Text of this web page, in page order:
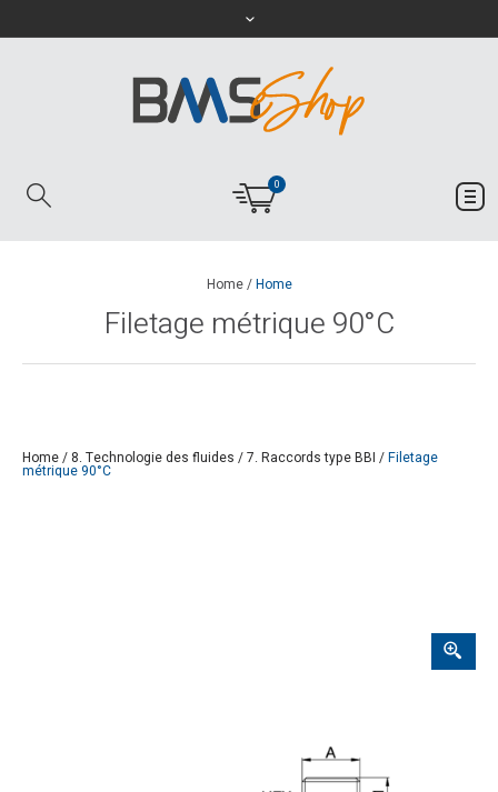
0
Home/Home
Filetage métrique 90°C
Home/8. Technologie des fluides /7. Raccords type BBI /Filetage
métrique 90°C